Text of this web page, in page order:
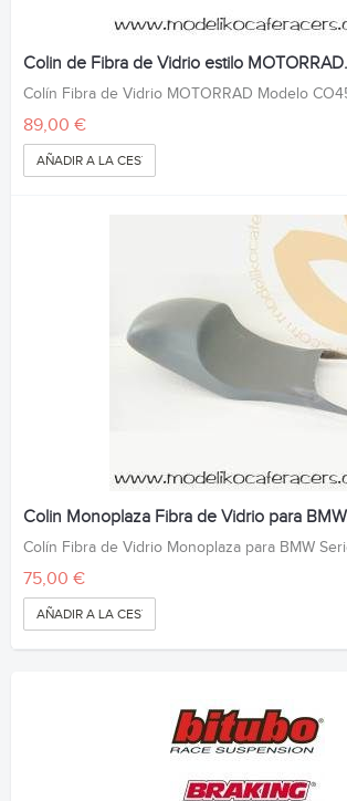
Colin de Fibra de Vidrio estilo
Colín Fibra de Vidrio MOTORRAD Modelo
89,00 €
AÑADIR A LA CESTA
Colin Monoplaza Fibra de Vidrio para
Colín Fibra de Vidrio Monoplaza para BMW
75,00 €
AÑADIR A LA CESTA